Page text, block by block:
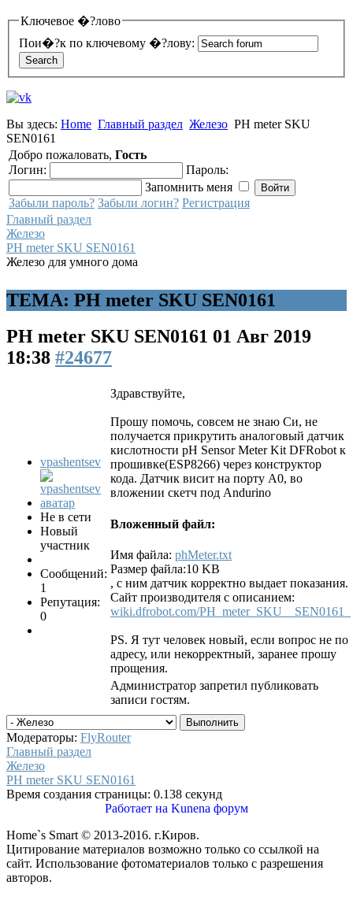
Ключевое �?лово
Пои�?к по ключевому �?лову:
Вы здесь: Home Главный раздел Железо PH meter SKU
SEN0161
Добро пожаловать, Гость
Логин:
Пароль:
Запомнить меня
Забыли пароль? Забыли логин? Регистрация
Главный раздел
Железо
PH meter SKU SEN0161
Железо для умного дома
ТЕМА: PH meter SKU SEN0161
PH meter SKU SEN0161 01 Авг 2019
18:38 #24677
vpashentsev
Не в сети
Новый
участник
Сообщений:
1
Репутация:
0
Здравствуйте,
Прошу помочь, совсем не знаю Си, не
получается прикрутить аналоговый датчик
кислотности pH Sensor Meter Kit DFRobot к
прошивке(ESP8266) через конструктор
кода. Датчик висит на порту А0, во
вложении скетч под Andurino
Вложенный файл:
Имя файла: phMeter.txt
Размер файла:10 KB
, с ним датчик корректно выдает показания.
Сайт производителя с описанием:
wiki.dfrobot.com/PH_meter_SKU__SEN0161_
PS. Я тут человек новый, если вопрос не по
адресу, или некорректный, заранее прошу
прощения.
Администратор запретил публиковать
записи гостям.
Модераторы: FlyRouter
Главный раздел
Железо
PH meter SKU SEN0161
Время создания страницы: 0.138 секунд
Работает на Kunena форум
Home`s Smart © 2013-2016. г.Киров.
Цитирование материалов возможно только со ссылкой на
сайт. Использование фотоматериалов только с разрешения
авторов.